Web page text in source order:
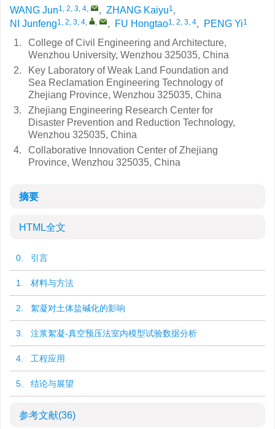
WANG Jun1, 2, 3, 4, , ZHANG Kaiyu1,
NI Junfeng1, 2, 3, 4, , , FU Hongtao1, 2, 3, 4, PENG Yi1
1.
College of Civil Engineering and Architecture,
Wenzhou University, Wenzhou 325035, China
2.
Key Laboratory of Weak Land Foundation and
Sea Reclamation Engineering Technology of
Zhejiang Province, Wenzhou 325035, China
3.
Zhejiang Engineering Research Center for
Disaster Prevention and Reduction Technology,
Wenzhou 325035, China
4.
Collaborative Innovation Center of Zhejiang
Province, Wenzhou 325035, China
摘要
HTML全文
0. 引言
1. 材料与方法
2. 絮凝对土体盐碱化的影响
3. 注浆絮凝-真空预压法室内模型试验数据分析
4. 工程应用
5. 结论与展望
参考文献(36)